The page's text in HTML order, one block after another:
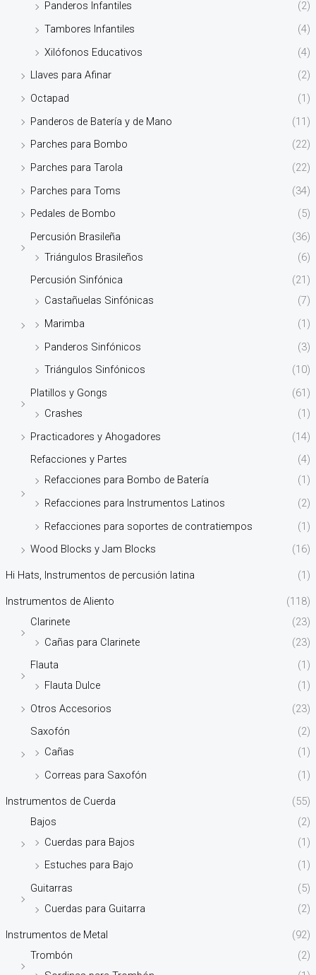
Panderos Infantiles
(2)
Tambores Infantiles
(4)
Xilófonos Educativos
(4)
Llaves para Afinar
(2)
Octapad
(1)
Panderos de Batería y de Mano
(11)
Parches para Bombo
(22)
Parches para Tarola
(22)
Parches para Toms
(34)
Pedales de Bombo
(5)
Percusión Brasileña
(36)
Triángulos Brasileños
(6)
Percusión Sinfónica
(21)
Castañuelas Sinfónicas
(7)
Marimba
(1)
Panderos Sinfónicos
(3)
Triángulos Sinfónicos
(10)
Platillos y Gongs
(61)
Crashes
(1)
Practicadores y Ahogadores
(14)
Refacciones y Partes
(4)
Refacciones para Bombo de Batería
(1)
Refacciones para Instrumentos Latinos
(2)
Refacciones para soportes de contratiempos
(1)
Wood Blocks y Jam Blocks
(16)
Hi Hats, Instrumentos de percusión latina (1)
Instrumentos de Aliento
(118)
Clarinete
(23)
Cañas para Clarinete
(23)
Flauta
(1)
Flauta Dulce
(1)
Otros Accesorios
(23)
Saxofón
(2)
Cañas
(1)
Correas para Saxofón
(1)
Instrumentos de Cuerda
(55)
Bajos
(2)
Cuerdas para Bajos
(1)
Estuches para Bajo
(1)
Guitarras
(5)
Cuerdas para Guitarra
(2)
Instrumentos de Metal
(92)
Trombón
(2)